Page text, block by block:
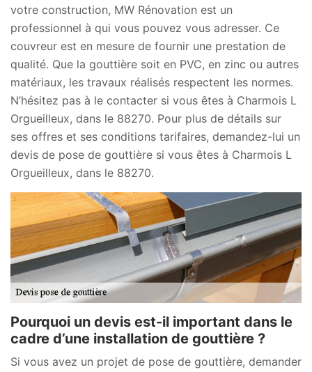
votre construction, MW Rénovation est un
professionnel à qui vous pouvez vous adresser. Ce
couvreur est en mesure de fournir une prestation de
qualité. Que la gouttière soit en PVC, en zinc ou autres
matériaux, les travaux réalisés respectent les normes.
N’hésitez pas à le contacter si vous êtes à Charmois L
Orgueilleux, dans le 88270. Pour plus de détails sur
ses offres et ses conditions tarifaires, demandez-lui un
devis de pose de gouttière si vous êtes à Charmois L
Orgueilleux, dans le 88270.
Pourquoi un devis est-il important dans le
cadre d’une installation de gouttière ?
Si vous avez un projet de pose de gouttière, demander